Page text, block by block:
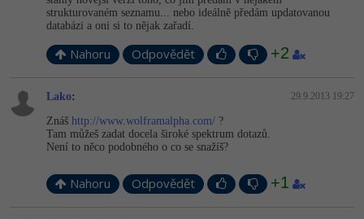
strukturovaném seznamu... nebo ideálně předám updatovanou
databázi a oni si to nějak zařadí.
Nahoru Odpovědět +2
Lako: 29.9.2013 19:27
Znáš http://www.wolframalpha.com/ ?
Tam můžeš zadat docela široké spektrum dotazů.
Není to něco podobného o co se snažíš?
Nahoru Odpovědět +1